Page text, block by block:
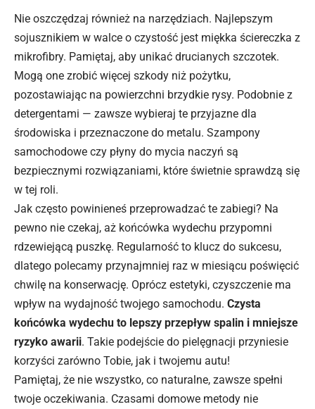
Nie oszczędzaj również na narzędziach. Najlepszym
sojusznikiem w walce o czystość jest miękka ściereczka z
mikrofibry. Pamiętaj, aby unikać drucianych szczotek.
Mogą one zrobić więcej szkody niż pożytku,
pozostawiając na powierzchni brzydkie rysy. Podobnie z
detergentami — zawsze wybieraj te przyjazne dla
środowiska i przeznaczone do metalu. Szampony
samochodowe czy płyny do mycia naczyń są
bezpiecznymi rozwiązaniami, które świetnie sprawdzą się
w tej roli.
Jak często powinieneś przeprowadzać te zabiegi? Na
pewno nie czekaj, aż końcówka wydechu przypomni
rdzewiejącą puszkę. Regularność to klucz do sukcesu,
dlatego polecamy przynajmniej raz w miesiącu poświęcić
chwilę na konserwację. Oprócz estetyki, czyszczenie ma
wpływ na wydajność twojego samochodu. Czysta
końcówka wydechu to lepszy przepływ spalin i mniejsze
ryzyko awarii. Takie podejście do pielęgnacji przyniesie
korzyści zarówno Tobie, jak i twojemu autu!
Pamiętaj, że nie wszystko, co naturalne, zawsze spełni
twoje oczekiwania. Czasami domowe metody nie